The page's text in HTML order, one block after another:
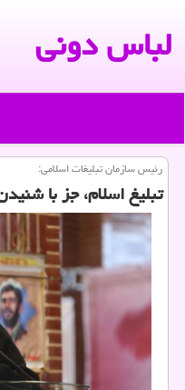
لباس دونی
رئیس سازمان تبلیغات اسلامی:
تبلیغ اسلام، جز با